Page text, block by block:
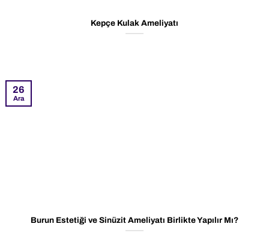
Kepçe Kulak Ameliyatı
Burun Estetiği ve Sinüzit Ameliyatı Birlikte Yapılır Mı?
26
Ara